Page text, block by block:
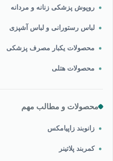
روپوش پزشکی زنانه و مردانه
لباس رستورانی و لباس آشپزی
محصولات یکبار مصرف پزشکی
محصولات هتلی
محصولات و مطالب مهم
زانوبند زاپیامکس
کمربند پلاتینر